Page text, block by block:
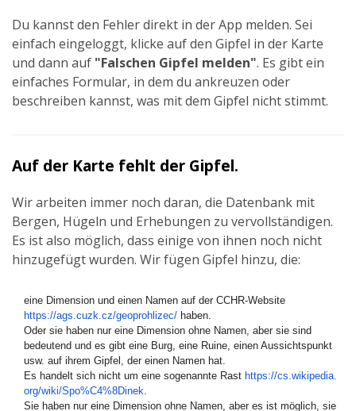
Du kannst den Fehler direkt in der App melden. Sei
einfach eingeloggt, klicke auf den Gipfel in der Karte
und dann auf "Falschen Gipfel melden". Es gibt ein
einfaches Formular, in dem du ankreuzen oder
beschreiben kannst, was mit dem Gipfel nicht stimmt.
Auf der Karte fehlt der Gipfel.
Wir arbeiten immer noch daran, die Datenbank mit
Bergen, Hügeln und Erhebungen zu vervollständigen.
Es ist also möglich, dass einige von ihnen noch nicht
hinzugefügt wurden. Wir fügen Gipfel hinzu, die:
eine Dimension und einen Namen auf der CCHR-Website
https://ags.cuzk.cz/geoprohlizec/ haben.
Oder sie haben nur eine Dimension ohne Namen, aber sie sind
bedeutend und es gibt eine Burg, eine Ruine, einen Aussichtspunkt
usw. auf ihrem Gipfel, der einen Namen hat.
Es handelt sich nicht um eine sogenannte Rast https://cs.wikipedia.
org/wiki/Spo%C4%8Dinek.
Sie haben nur eine Dimension ohne Namen, aber es ist möglich, sie